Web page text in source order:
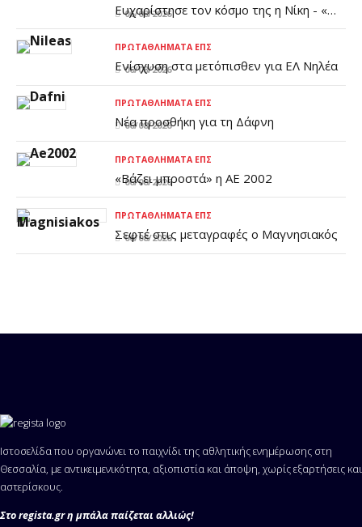
Ευχαρίστησε τον κόσμο της η Νίκη - «Η
κυανόλευκη οικογένειά μας παραμένει
συσπειρωμένη και δυνατή»
06/08/2026
ΠΡΩΤΑΘΛΉΜΑΤΑ ΕΠΣ
Ενίσχυση στα μετόπισθεν για ΕΛ Νηλέα
06/08/2026
ΠΡΩΤΑΘΛΉΜΑΤΑ ΕΠΣ
Νέα προσθήκη για τη Δάφνη
06/08/2026
ΠΡΩΤΑΘΛΉΜΑΤΑ ΕΠΣ
«Βάζει μπροστά» η ΑΕ 2002
06/08/2026
ΠΡΩΤΑΘΛΉΜΑΤΑ ΕΠΣ
Σεφτέ στις μεταγραφές ο Μαγνησιακός
06/08/2026
Ιστοσελίδα που οργανώνει το παιχνίδι της αθλητικής ενημέρωσης στη
Θεσσαλία, με αντικειμενικότητα, αξιοπιστία και άποψη, χωρίς εξαρτήσεις και
αστερίσκους.
Στο regista.gr η μπάλα παίζεται αλλιώς!